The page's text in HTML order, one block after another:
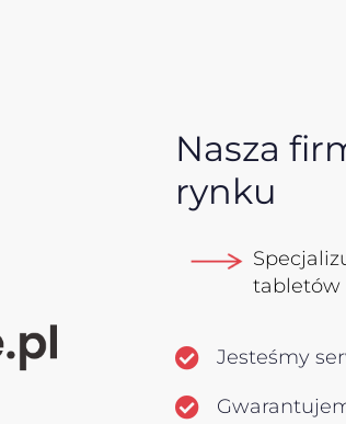
Nasza
rynku
tabletów
Jesteśmy